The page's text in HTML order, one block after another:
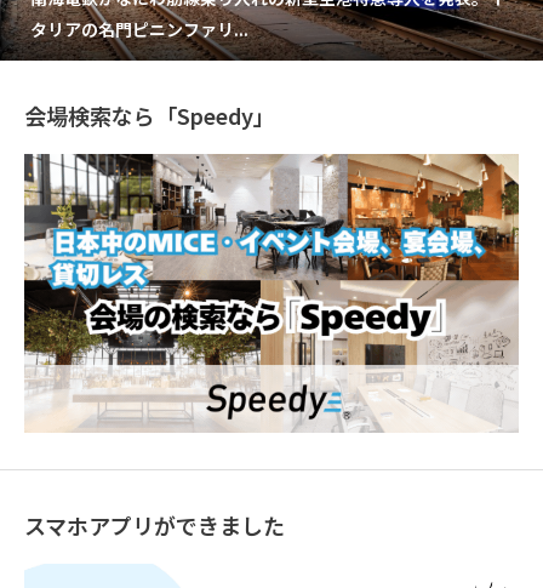
タリアの名門ピニンファリ...
会場検索なら「Speedy」
スマホアプリができました